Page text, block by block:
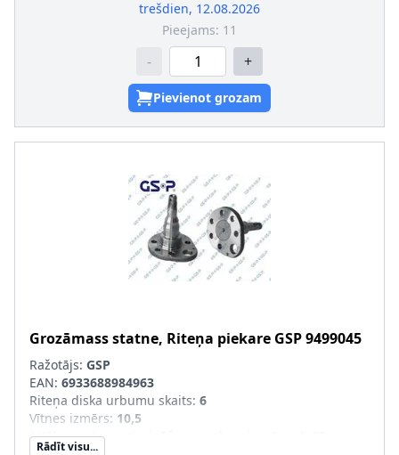
trešdien, 12.08.2026
Pieejams: 11
- +
Pievienot grozam
Grozāmass statne, Riteņa piekare GSP9499045
Ražotājs: GSP
EAN: 6933688984963
Riteņa diska urbumu skaits: 6
Vītnes izmērs: 10,5
Attālums starp stiprināšanas urbumiem [mm]
Rādīt visu...